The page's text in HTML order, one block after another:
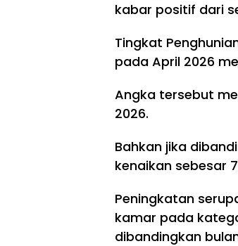
kabar positif dari
Tingkat
pada April 2026
Angka tersebut
2026.
Bahkan jika
kenaikan sebesar
Peningkatan
kamar pada
dibandingkan